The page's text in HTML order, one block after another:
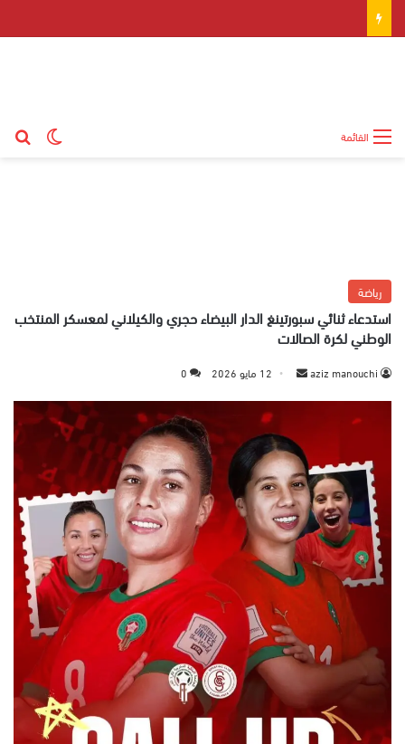
القائمة
رياضة
استدعاء ثنائي سبورتينغ الدار البيضاء حجري والكيلاني لمعسكر المنتخب
الوطني لكرة الصالات
aziz manouchi
ل
ب
ر
ي
د
ا
إ
ل
ت
ر
ن
ي
12 مايو 2026 0